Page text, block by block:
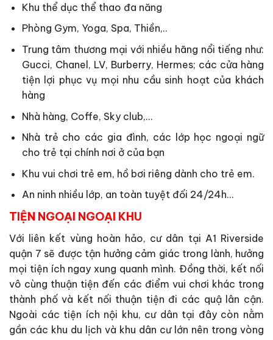
Khu thể dục thể thao đa năng
Phòng Gym, Yoga, Spa, Thiền,..
Trung tâm thương mại với nhiều hãng nổi tiếng như:
Gucci, Chanel, LV, Burberry, Hermes; các cửa hàng
tiện lợi phục vụ mọi nhu cầu sinh hoạt của khách
hàng
Nhà hàng, Coffe, Sky club,…
Nhà trẻ cho các gia đình, các lớp học ngoại ngữ
cho trẻ tại chính nơi ở của bạn
Khu vui chơi trẻ em, hồ bơi riêng dành cho trẻ em.
An ninh nhiều lớp, an toàn tuyệt đối 24/24h…
TIỆN NGOẠI NGOẠI KHU
Với liên kết vùng hoàn hảo, cư dân tại A1 Riverside
quận 7 sẽ được tận hưởng cảm giác trong lành, hưởng
mọi tiện ích ngay xung quanh mình. Đồng thời, kết nối
vô cùng thuận tiện đến các điểm vui chơi khác trong
thành phố và kết nối thuận tiện đi các quậ lân cận.
Ngoài các tiện ích nội khu, cư dân tại đây còn nằm
gần các khu du lịch và khu dân cư lớn nên trong vòng